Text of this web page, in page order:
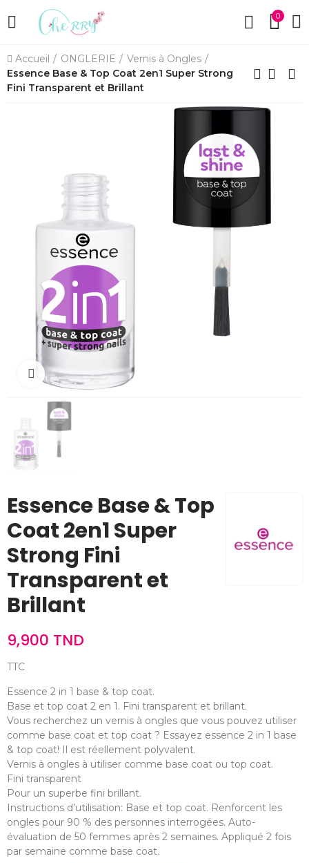
0
Accueil ONGLERIE
Vernis à Ongles
Essence Base & Top Coat 2en1 Super Strong
Fini Transparent et Brillant
Cliquez pour agrandir
Essence Base & Top
Coat 2en1 Super
Strong Fini
Transparent et
Brillant
9,900 TND
TTC
Essence 2 in 1 base & top coat.
Base et top coat 2 en 1. Fini transparent et brillant.
Vous recherchez un vernis à ongles que vous pouvez utiliser
comme base coat et top coat ? Essayez essence 2 in 1 base
& top coat! Il est réellement polyvalent.
Vernis à ongles à utiliser comme base coat ou top coat.
Fini transparent
Pour un superbe fini brillant.
Instructions d’utilisation: Base et top coat. Renforcent les
ongles pour 90 % des personnes interrogées. Auto-
évaluation de 50 femmes après 2 semaines. Appliqué 2 fois
par semaine comme base coat.